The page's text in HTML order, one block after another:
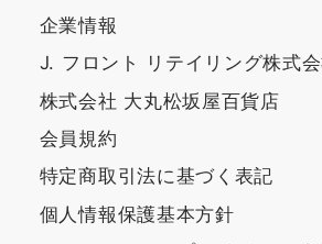
企業情報
J. フロント リテイリング株式
株式会社 大丸松坂屋百貨店
会員規約
特定商取引法に基づく表記
個人情報保護基本方針